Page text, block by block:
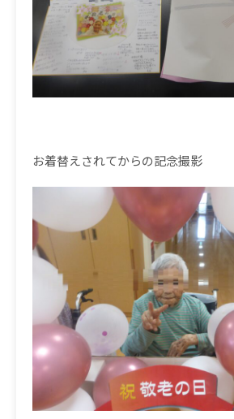
お着替えされてからの記念撮影